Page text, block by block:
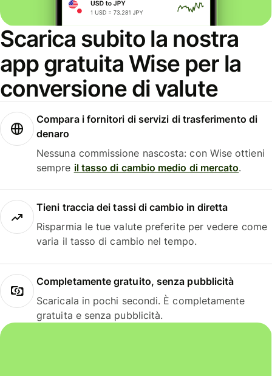
Scarica subito la nostra
app gratuita Wise per la
conversione di valute
Compara i fornitori di servizi di trasferimento di
denaro
Nessuna commissione nascosta: con Wise ottieni
sempre il tasso di cambio medio di mercato.
Tieni traccia dei tassi di cambio in diretta
Risparmia le tue valute preferite per vedere come
varia il tasso di cambio nel tempo.
Completamente gratuito, senza pubblicità
Scaricala in pochi secondi. È completamente
gratuita e senza pubblicità.